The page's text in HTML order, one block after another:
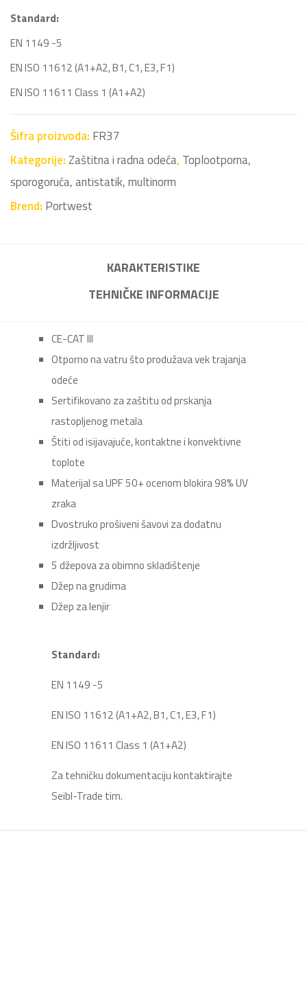
Standard:
EN 1149 -5
EN ISO 11612 (A1+A2, B1, C1, E3, F1)
EN ISO 11611 Class 1 (A1+A2)
Šifra proizvoda: FR37
Kategorije:Zaštitna i radna odeća,Toplootporna,
sporogoruća, antistatik, multinorm
Brend: Portwest
KARAKTERISTIKE
TEHNIČKE INFORMACIJE
CE-CAT III
Otporno na vatru što produžava vek trajanja
odeće
Sertifikovano za zaštitu od prskanja
rastopljenog metala
Štiti od isijavajuće, kontaktne i konvektivne
toplote
Materijal sa UPF 50+ ocenom blokira 98% UV
zraka
Dvostruko prošiveni šavovi za dodatnu
izdržljivost
5 džepova za obimno skladištenje
Džep na grudima
Džep za lenjir
Standard:
EN 1149 -5
EN ISO 11612 (A1+A2, B1, C1, E3, F1)
EN ISO 11611 Class 1 (A1+A2)
Za tehničku dokumentaciju kontaktirajte
Seibl-Trade tim.